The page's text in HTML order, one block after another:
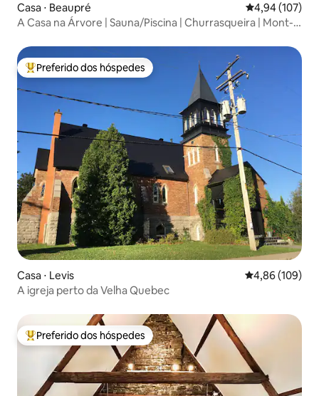
Casa ⋅ Beaupré 4,94 de uma
4,94 (107)
A Casa na Árvore | Sauna/Piscina | Churrasqueira | Mont-
Entre os melhores preferidos dos hóspedes
Preferido dos hóspedes
Casa ⋅ Levis 4,86 de uma
4,86 (109)
A igreja perto da Velha Quebec
Entre os melhores preferidos dos hóspedes
Preferido dos hóspedes